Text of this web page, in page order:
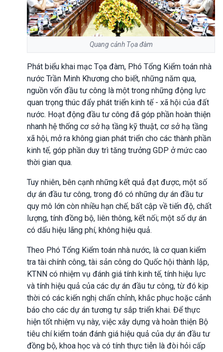
Quang cảnh Tọa đàm
Phát biểu khai mạc Tọa đàm, Phó Tổng Kiểm toán nhà
nước Trần Minh Khương cho biết, những năm qua,
nguồn vốn đầu tư công là một trong những động lực
quan trọng thúc đẩy phát triển kinh tế - xã hội của đất
nước. Hoạt động đầu tư công đã góp phần hoàn thiện
nhanh hệ thống cơ sở hạ tầng kỹ thuật, cơ sở hạ tầng
xã hội, mở ra không gian phát triển cho các thành phần
kinh tế, góp phần duy trì tăng trưởng GDP ở mức cao
thời gian qua.
Tuy nhiên, bên cạnh những kết quả đạt được, một số
dự án đầu tư công, trong đó có những dự án đầu tư
quy mô lớn còn nhiều hạn chế, bất cập về tiến độ, chất
lượng, tính đồng bộ, liên thông, kết nối; một số dự án
có dấu hiệu lãng phí, không hiệu quả.
Theo Phó Tổng Kiểm toán nhà nước, là cơ quan kiểm
tra tài chính công, tài sản công do Quốc hội thành lập,
KTNN có nhiệm vụ đánh giá tính kinh tế, tính hiệu lực
và tính hiệu quả của các dự án đầu tư công, từ đó kịp
thời có các kiến nghị chấn chỉnh, khắc phục hoặc cảnh
báo cho các dự án tương tự sắp triển khai. Để thực
hiện tốt nhiệm vụ này, việc xây dựng và hoàn thiện Bộ
tiêu chí kiểm toán đánh giá hiệu quả của dự án đầu tư
đồng bộ, khoa học và có tính thực tiễn là đòi hỏi cấp